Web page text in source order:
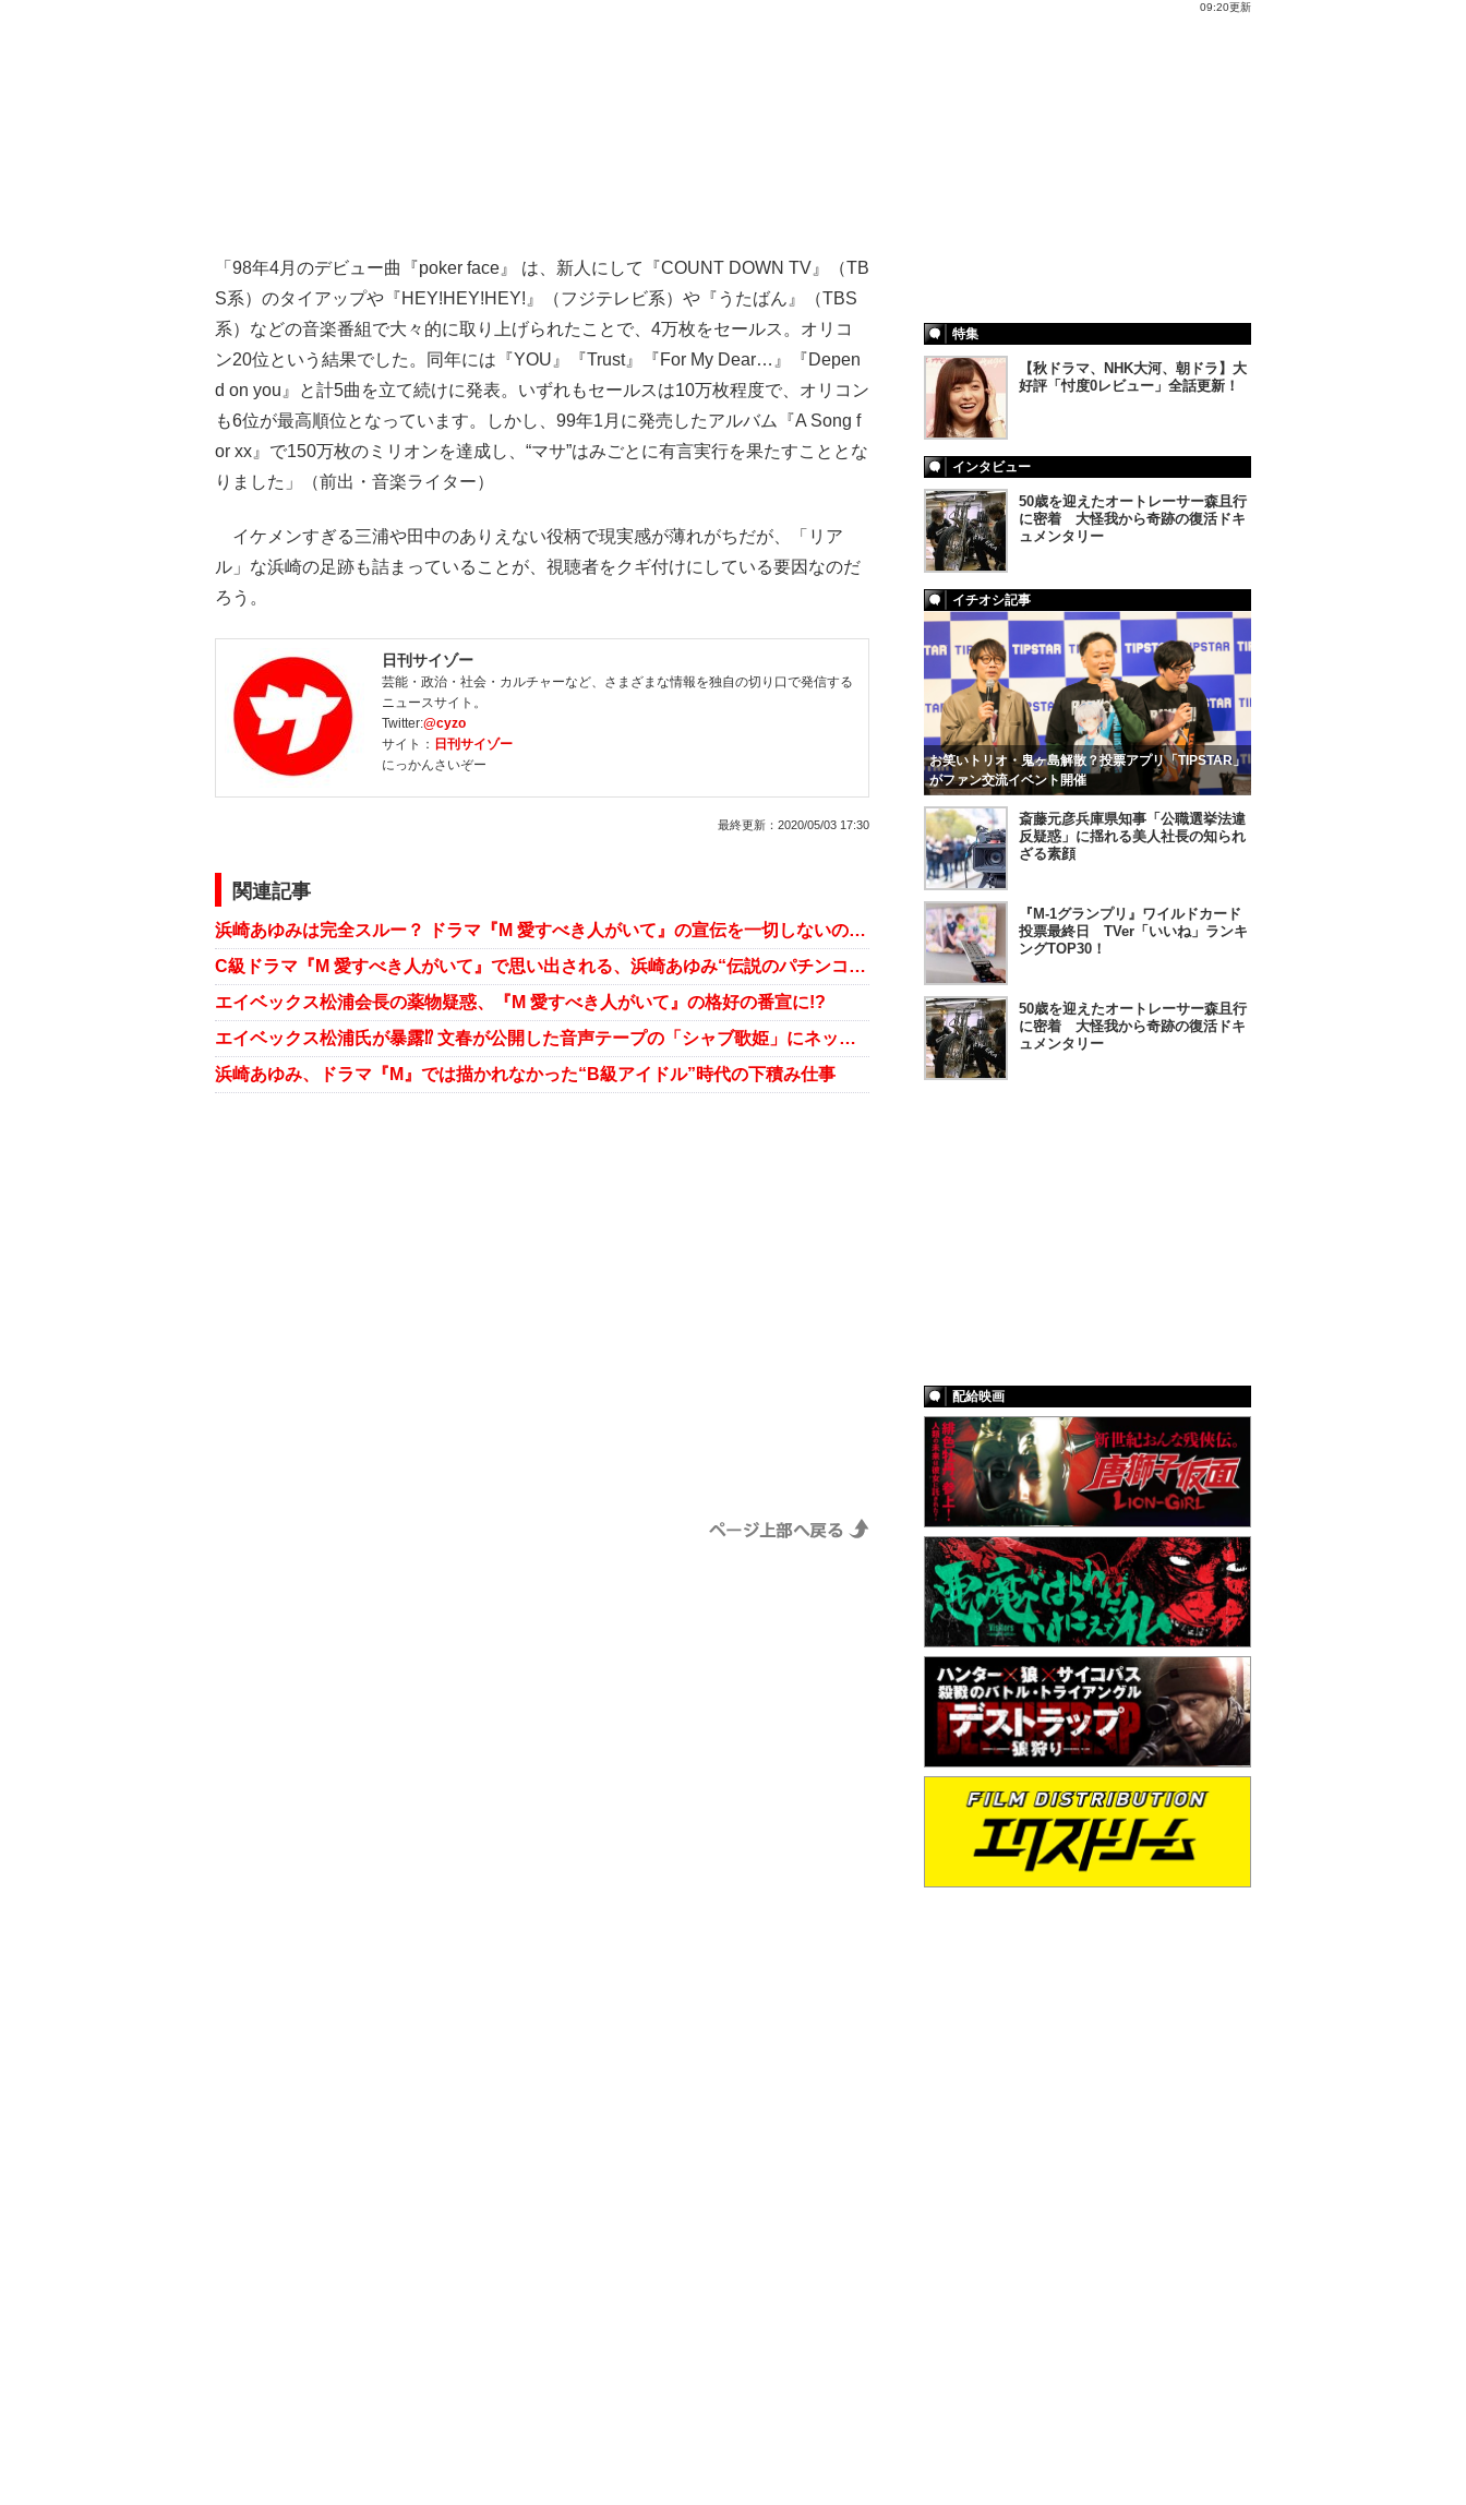
「98年4月のデビュー曲『poker face』 は、新人にして『COUNT DOWN TV』（TB
S系）のタイアップや『HEY!HEY!HEY!』（フジテレビ系）や『うたばん』（TBS
系）などの音楽番組で大々的に取り上げられたことで、4万枚をセールス。オリコ
ン20位という結果でした。同年には『YOU』『Trust』『For My Dear…』『Depen
d on you』と計5曲を立て続けに発表。いずれもセールスは10万枚程度で、オリコン
も6位が最高順位となっています。しかし、99年1月に発売したアルバム『A Song f
or xx』で150万枚のミリオンを達成し、“マサ”はみごとに有言実行を果たすこととな
りました」（前出・音楽ライター）
イケメンすぎる三浦や田中のありえない役柄で現実感が薄れがちだが、「リア
ル」な浜崎の足跡も詰まっていることが、視聴者をクギ付けにしている要因なのだ
ろう。
日刊サイゾー
芸能・政治・社会・カルチャーなど、さまざまな情報を独自の切り口で発信する
ニュースサイト。
Twitter:@cyzo
サイト： 日刊サイゾー
にっかんさいぞー
最終更新： 2020/05/03 17:30
関連記事
浜崎あゆみは完全スルー？ ドラマ『M 愛すべき人がいて』の宣伝を一切しないのはナゼ
C級ドラマ『M 愛すべき人がいて』で思い出される、浜崎あゆみ“伝説のパチンコ台”
エイベックス松浦会長の薬物疑惑、『M 愛すべき人がいて』の格好の番宣に!?
エイベックス松浦氏が暴露⁉ 文春が公開した音声テープの「シャブ歌姫」にネット騒然
浜崎あゆみ、ドラマ『M』では描かれなかった“B級アイドル”時代の下積み仕事
09:20更新
特集
【秋ドラマ、NHK大河、朝ドラ】大
好評「忖度0レビュー」全話更新！
インタビュー
50歳を迎えたオートレーサー森且行
に密着 大怪我から奇跡の復活ドキ
ュメンタリー
イチオシ記事
お笑いトリオ・鬼ヶ島解散？投票アプリ「TIPSTAR」
がファン交流イベント開催
斎藤元彦兵庫県知事「公職選挙法違
反疑惑」に揺れる美人社長の知られ
ざる素顔
『M-1グランプリ』ワイルドカード
投票最終日 TVer「いいね」ランキ
ングTOP30！
50歳を迎えたオートレーサー森且行
に密着 大怪我から奇跡の復活ドキ
ュメンタリー
配給映画